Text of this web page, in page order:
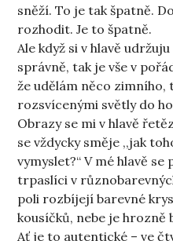
sněží. To je tak špatně.
rozhodit. Je to špatně.
Ale když si v hlavě
správně, tak je vše v
že udělám něco zimního,
rozsvícenými světly do
Obrazy se mi v hlavě
se vždycky směje ,,jak
vymyslet?“ V mé hlavě
trpaslíci v
poli rozbíjejí barevné
kousíčků, nebe je hrozně
Ať je to autentické – ve